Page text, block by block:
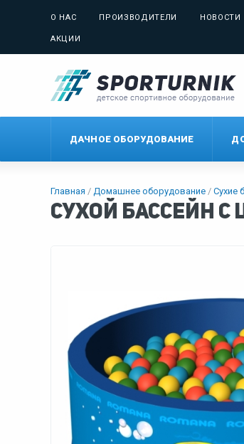
О НАС ПРОИЗВОДИТЕЛИ НОВОСТИ
АКЦИИ
ДАЧНОЕ ОБОРУДОВАНИЕ
Главная Домашнее оборудование Сухие
Сухой бассейн